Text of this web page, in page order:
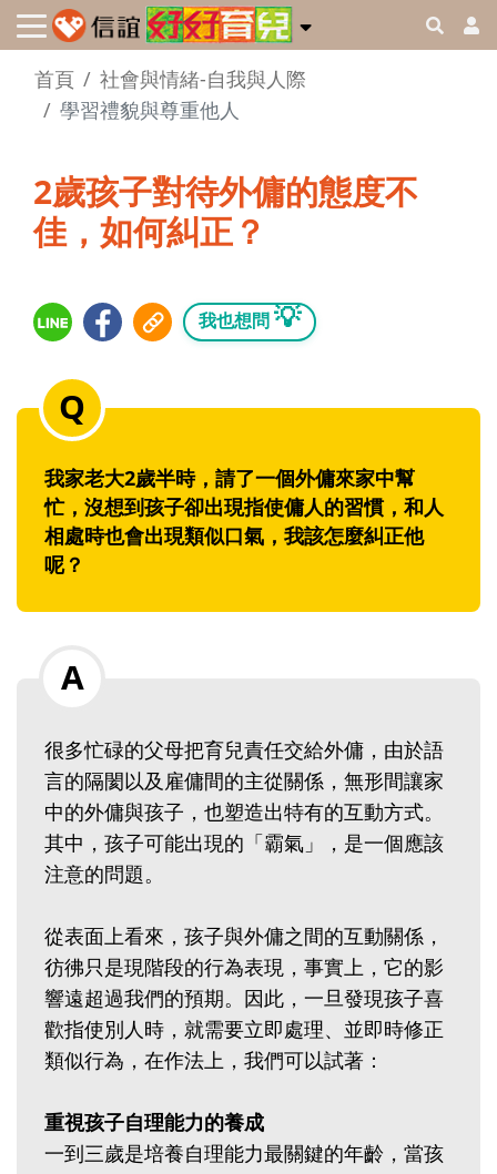
首頁
社會與情緒-自我與人際
學習禮貌與尊重他人
2歲孩子對待外傭的態度不
佳，如何糾正？
我也想問 💡
我家老大2歲半時，請了一個外傭來家中幫
忙，沒想到孩子卻出現指使傭人的習慣，和人
相處時也會出現類似口氣，我該怎麼糾正他
呢？
很多忙碌的父母把育兒責任交給外傭，由於語
言的隔閡以及雇傭間的主從關係，無形間讓家
中的外傭與孩子，也塑造出特有的互動方式。
其中，孩子可能出現的「霸氣」，是一個應該
注意的問題。
從表面上看來，孩子與外傭之間的互動關係，
彷彿只是現階段的行為表現，事實上，它的影
響遠超過我們的預期。因此，一旦發現孩子喜
歡指使別人時，就需要立即處理、並即時修正
類似行為，在作法上，我們可以試著：
重視孩子自理能力的養成
一到三歲是培養自理能力最關鍵的年齡，當孩